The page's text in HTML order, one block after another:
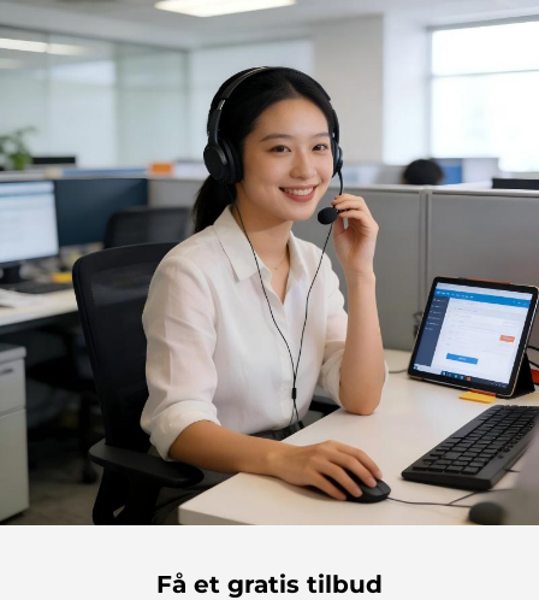
Få et gratis tilbud